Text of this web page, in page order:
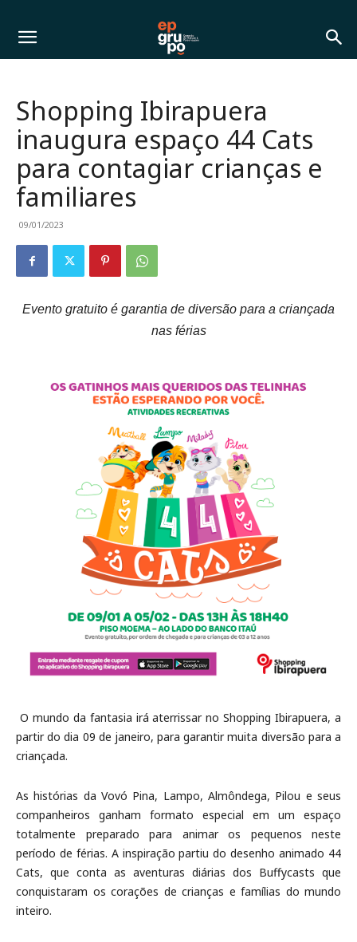
Shopping Ibirapuera
inaugura espaço 44 Cats
para contagiar crianças e
familiares
09/01/2023
Evento gratuito é garantia de diversão para a criançada
nas férias
O mundo da fantasia irá aterrissar no Shopping Ibirapuera, a
partir do dia 09 de janeiro, para garantir muita diversão para a
criançada.
As histórias da Vovó Pina, Lampo, Almôndega, Pilou e seus
companheiros ganham formato especial em um espaço
totalmente preparado para animar os pequenos neste
período de férias. A inspiração partiu do desenho animado 44
Cats, que conta as aventuras diárias dos Buffycasts que
conquistaram os corações de crianças e famílias do mundo
inteiro.